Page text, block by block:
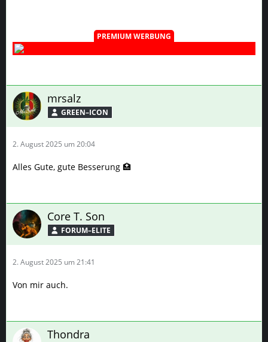
PREMIUM WERBUNG
mrsalz
GREEN–ICON
2. August 2025 um 20:04
Alles Gute, gute Besserung 🏥
Core T. Son
FORUM–ELITE
2. August 2025 um 21:41
Von mir auch.
Thondra